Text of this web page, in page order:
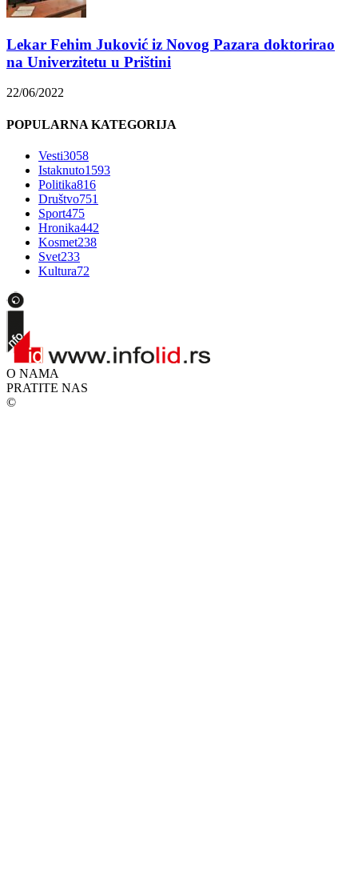
Lekar Fehim Juković iz Novog Pazara doktorirao
na Univerzitetu u Prištini
22/06/2022
POPULARNA KATEGORIJA
Vesti3058
Istaknuto1593
Politika816
Društvo751
Sport475
Hronika442
Kosmet238
Svet233
Kultura72
O NAMA
PRATITE NAS
©